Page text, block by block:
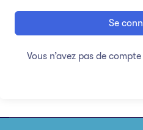
Se
Vous n’avez pas de compte